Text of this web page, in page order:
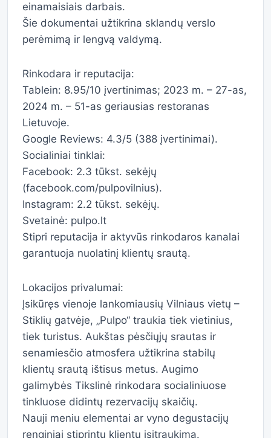
einamaisiais darbais.
Šie dokumentai užtikrina sklandų verslo
perėmimą ir lengvą valdymą.
Rinkodara ir reputacija:
Tablein: 8.95/10 įvertinimas; 2023 m. – 27-as,
2024 m. – 51-as geriausias restoranas
Lietuvoje.
Google Reviews: 4.3/5 (388 įvertinimai).
Socialiniai tinklai:
Facebook: 2.3 tūkst. sekėjų
(facebook.com/pulpovilnius).
Instagram: 2.2 tūkst. sekėjų.
Svetainė: pulpo.lt
Stipri reputacija ir aktyvūs rinkodaros kanalai
garantuoja nuolatinį klientų srautą.
Lokacijos privalumai:
Įsikūręs vienoje lankomiausių Vilniaus vietų –
Stiklių gatvėje, „Pulpo“ traukia tiek vietinius,
tiek turistus. Aukštas pėsčiųjų srautas ir
senamiesčio atmosfera užtikrina stabilų
klientų srautą ištisus metus. Augimo
galimybės Tikslinė rinkodara socialiniuose
tinkluose didintų rezervacijų skaičių.
Nauji meniu elementai ar vyno degustacijų
renginiai stiprintų klientų įsitraukimą.